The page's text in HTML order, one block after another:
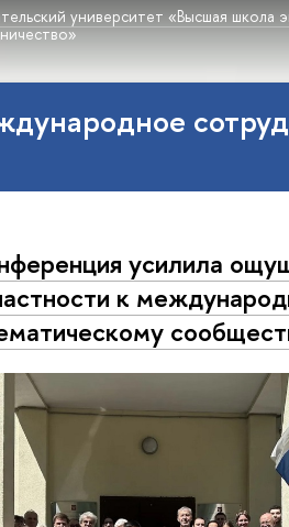
университет «Высшая школа
усилила
к